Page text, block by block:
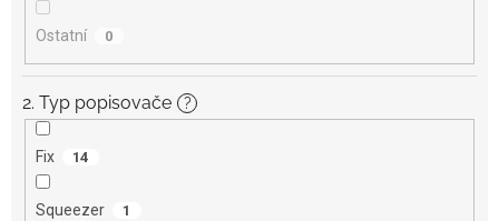
Ostatní 0
2. Typ popisovače ?
Fix 14
Squeezer 1